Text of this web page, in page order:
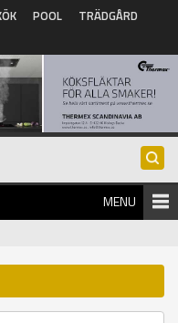
POOL
TRÄDGÅRD
MENU